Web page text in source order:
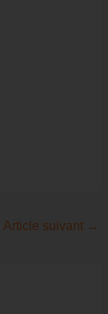
Article suivant →